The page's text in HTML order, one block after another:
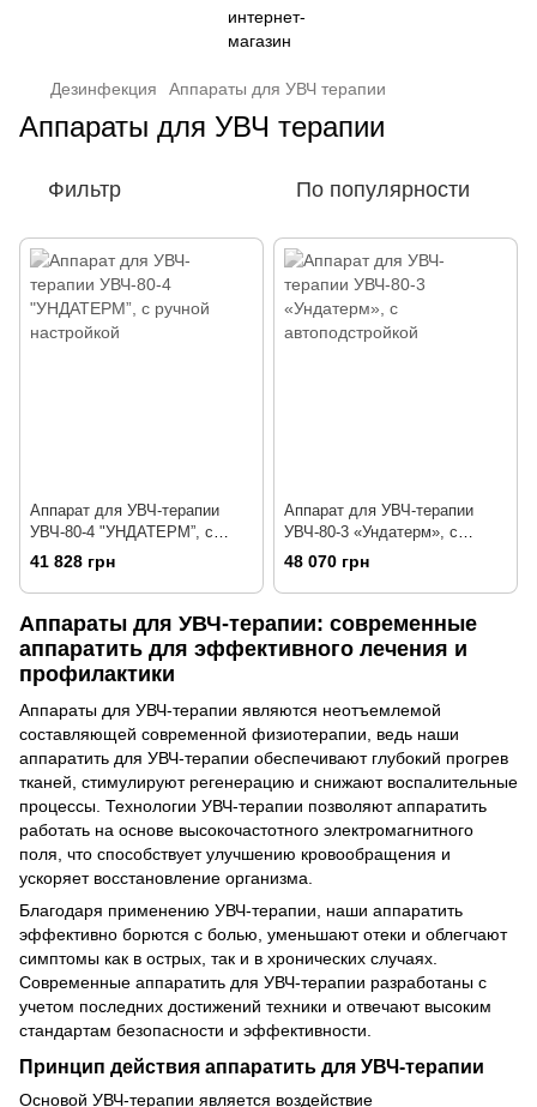
Дезинфекция Аппараты для УВЧ терапии
Аппараты для УВЧ терапии
Фильтр По популярности
Аппарат для УВЧ-терапии
УВЧ-80-4 "УНДАТЕРМ”, с
ручной настройкой
41 828 грн
Аппарат для УВЧ-терапии
УВЧ-80-3 «Ундатерм», с
автоподстройкой
48 070 грн
Аппараты для УВЧ-терапии: современные
аппаратить для эффективного лечения и
профилактики
Аппараты для УВЧ-терапии являются неотъемлемой
составляющей современной физиотерапии, ведь наши
аппаратить для УВЧ-терапии обеспечивают глубокий прогрев
тканей, стимулируют регенерацию и снижают воспалительные
процессы. Технологии УВЧ-терапии позволяют аппаратить
работать на основе высокочастотного электромагнитного
поля, что способствует улучшению кровообращения и
ускоряет восстановление организма.
Благодаря применению УВЧ-терапии, наши аппаратить
эффективно борются с болью, уменьшают отеки и облегчают
симптомы как в острых, так и в хронических случаях.
Современные аппаратить для УВЧ-терапии разработаны с
учетом последних достижений техники и отвечают высоким
стандартам безопасности и эффективности.
Принцип действия аппаратить для УВЧ-терапии
Основой УВЧ-терапии является воздействие